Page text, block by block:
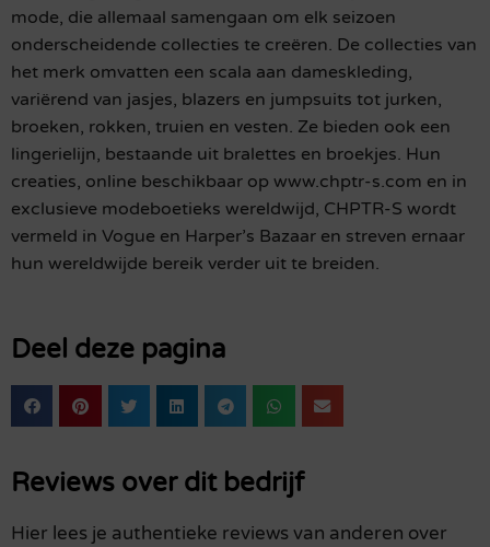
mode, die allemaal samengaan om elk seizoen
onderscheidende collecties te creëren. De collecties van
het merk omvatten een scala aan dameskleding,
variërend van jasjes, blazers en jumpsuits tot jurken,
broeken, rokken, truien en vesten. Ze bieden ook een
lingerielijn, bestaande uit bralettes en broekjes. Hun
creaties, online beschikbaar op www.chptr-s.com en in
exclusieve modeboetieks wereldwijd, CHPTR-S wordt
vermeld in Vogue en Harper’s Bazaar en streven ernaar
hun wereldwijde bereik verder uit te breiden.
Deel deze pagina
Reviews over dit bedrijf
Hier lees je authentieke reviews van anderen over